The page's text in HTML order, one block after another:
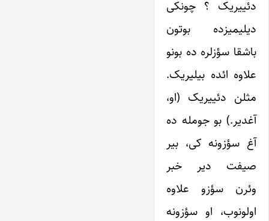
دئییریک ؟ چونکی
دیلیمیزده بوتون
باشقا سؤزلره ده بونو
علاوه ائده بیلیریک.
مثلن دئییریک (او،
آغدیر.) بو جومله ده
آغ سؤزونه کی، بیر
صیفت دیر خبر
وئرن سؤزو علاوه
اولونوب، او سؤزونه